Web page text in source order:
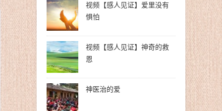
视频【感人见证】爱里没有
惧怕
视频【感人见证】神奇的救
恩
神医治的爱